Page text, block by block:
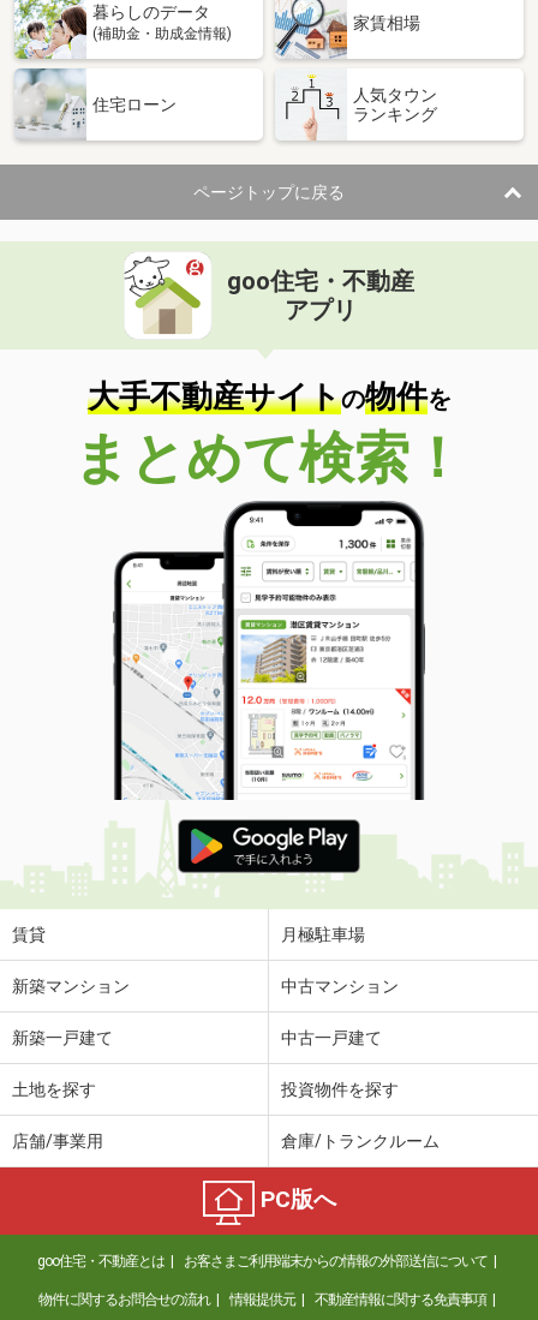
暮らしのデータ
(補助金・助成金情報)
家賃相場
住宅ローン
人気タウン
ランキング
ページトップに戻る
goo住宅・不動産
アプリ
大手不動産サイトの物件を
まとめて検索！
賃貸 月極駐車場
新築マンション 中古マンション
新築一戸建て 中古一戸建て
土地を探す 投資物件を探す
店舗/事業用 倉庫/トランクルーム
PC版へ
goo住宅・不動産とは お客さまご利用端末からの情報の外部送信について
物件に関するお問合せの流れ 情報提供元 不動産情報に関する免責事項